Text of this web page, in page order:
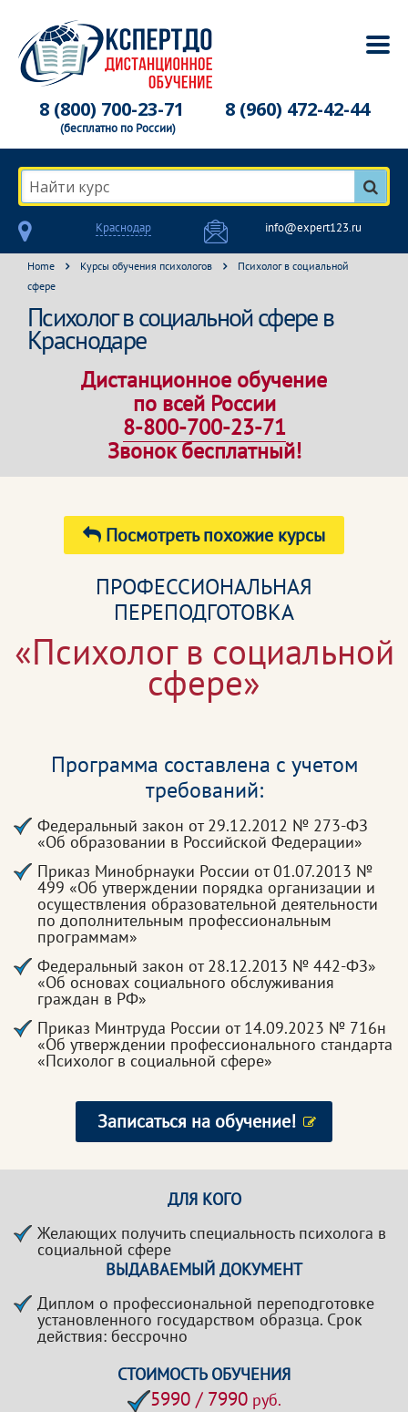
8 (800) 700-23-71
(бесплатно по России)
8 (960) 472-42-44
Найти курс
Краснодар info@expert123.ru
Home Курсы обучения психологов
Психолог в социальной
сфере
Психолог в социальной сфере в
Краснодаре
Дистанционное обучение
по всей России
8-800-700-23-71
Звонок бесплатный!
Посмотреть похожие курсы
ПРОФЕССИОНАЛЬНАЯ
ПЕРЕПОДГОТОВКА
«Психолог в социальной
сфере»
Программа составлена с учетом
требований:
Федеральный закон от 29.12.2012 № 273-ФЗ
«Об образовании в Российской Федерации»
Приказ Минобрнауки России от 01.07.2013 №
499 «Об утверждении порядка организации и
осуществления образовательной деятельности
по дополнительным профессиональным
программам»
Федеральный закон от 28.12.2013 № 442-ФЗ»
«Об основах социального обслуживания
граждан в РФ»
Приказ Минтруда России от 14.09.2023 № 716н
«Об утверждении профессионального стандарта
«Психолог в социальной сфере»
Записаться на обучение!
ДЛЯ КОГО
Желающих получить специальность психолога в
социальной сфере
ВЫДАВАЕМЫЙ ДОКУМЕНТ
Диплом о профессиональной переподготовке
установленного государством образца. Срок
действия: бессрочно
СТОИМОСТЬ ОБУЧЕНИЯ
5990 / 7990руб.